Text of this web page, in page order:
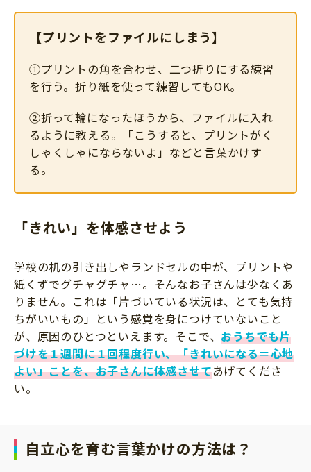
【プリントをファイルにしまう】
①プリントの角を合わせ、二つ折りにする練習
を行う。折り紙を使って練習してもOK。
②折って輪になったほうから、ファイルに入れ
るように教える。「こうすると、プリントがく
しゃくしゃにならないよ」などと言葉かけす
る。
「きれい」を体感させよう
学校の机の引き出しやランドセルの中が、プリントや
紙くずでグチャグチャ…。そんなお子さんは少なくあ
りません。これは「片づいている状況は、とても気持
ちがいいもの」という感覚を身につけていないこと
が、原因のひとつといえます。そこで、おうちでも片
づけを１週間に１回程度行い、「きれいになる＝心地
よい」ことを、お子さんに体感させてあげてくださ
い。
自立心を育む言葉かけの方法は？